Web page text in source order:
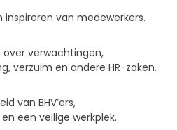
van medewerkers.
over verwachtingen,
verzuim en andere HR-zaken.
van BHV’ers,
een veilige werkplek.